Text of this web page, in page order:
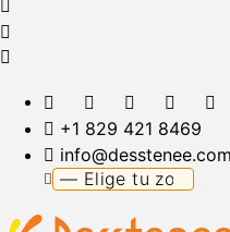
+1 829 421 8469
info@desstenee.com